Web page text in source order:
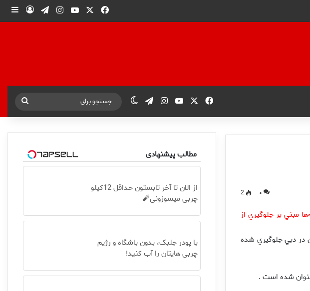
فیس بوکیوتیوباینستاگرام
تلگرامورود
فیس بوکیوتیوباینستاگرام
تلگرامتغییر پوسته
جستجو
برای
۰ 2
مبني بر جلوگيري از
در دبي جلوگيري شده
شده است .
مطالب پیشنهادی
از الان تا آخر تابستون حداقل 12کیلو
چربی میسوزونی🧨
با پودر جلبک، بدون باشگاه و رژیم
چربی هایتان را آب کنید!